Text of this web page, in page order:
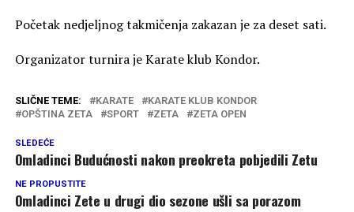
Početak nedjeljnog takmičenja zakazan je za deset sati.
Organizator turnira je Karate klub Kondor.
SLIČNE TEME: KARATE
KARATE KLUB KONDOR
OPŠTINA ZETA
SPORT ZETA ZETA OPEN
SLEDEĆE
Omladinci Budućnosti nakon preokreta pobjedili Zetu
NE PROPUSTITE
Omladinci Zete u drugi dio sezone ušli sa porazom